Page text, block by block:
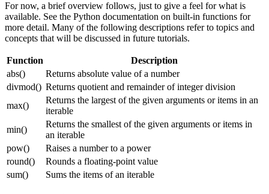
For now, a brief overview follows, just to give a feel for what is
available. See the Python documentation on built-in functions for
more detail. Many of the following descriptions refer to topics and
concepts that will be discussed in future tutorials.
Function
Description
abs()
Returns absolute value of a number
divmod() Returns quotient and remainder of integer division
max()
Returns the largest of the given arguments or items in an
iterable
min()
Returns the smallest of the given arguments or items in
an iterable
pow()
Raises a number to a power
round()
Rounds a floating-point value
sum()
Sums the items of an iterable